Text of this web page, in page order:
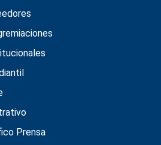
Prensa